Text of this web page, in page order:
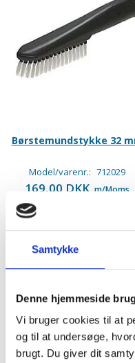
Samtykke
Denne hjemmeside
Vi bruger cookies til at
og til at undersøge,
brugt. Du giver dit
Børstemundstykke 32
Model/varenr.: 712029
169,00 DKK m/Moms
Plus leveringsomkostninger.
39,00 til pakkehops. Fri fragt til
pakkeshop ved køb over
På lager